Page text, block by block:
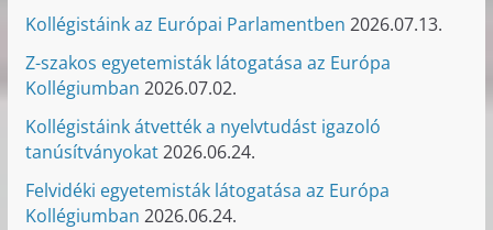
Kollégistáink az Európai Parlamentben 2026.07.13.
Z-szakos egyetemisták látogatása az Európa
Kollégiumban 2026.07.02.
Kollégistáink átvették a nyelvtudást igazoló
tanúsítványokat2026.06.24.
Felvidéki egyetemisták látogatása az Európa
Kollégiumban 2026.06.24.